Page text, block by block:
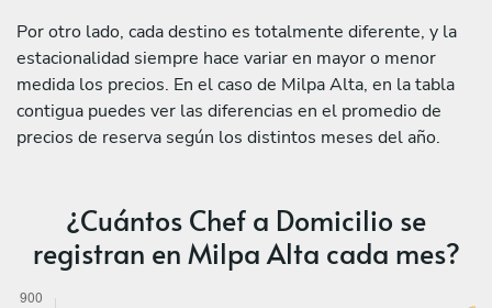
Por otro lado, cada destino es totalmente diferente, y la
estacionalidad siempre hace variar en mayor o menor
medida los precios. En el caso de Milpa Alta, en la tabla
contigua puedes ver las diferencias en el promedio de
precios de reserva según los distintos meses del año.
¿Cuántos Chef a Domicilio se
registran en Milpa Alta cada mes?